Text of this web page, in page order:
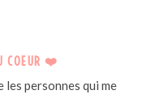
COEUR ❤️
les personnes qui me